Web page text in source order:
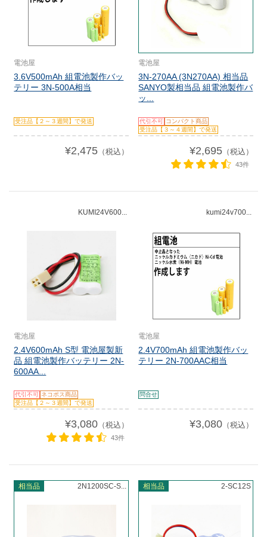
電池屋
3.6V500mAh 組電池製作バッ
テリー 3N-500A相当
受注品【２～３週間】で発送
¥2,475（税込）
電池屋
3N-270AA (3N270AA) 相当品
SANYO製相当品 組電池製作バ
ッ...
代引不可 コンパクト商品
受注品【３～４週間】で発送
¥2,695（税込）
43件
KUMI24V600...
電池屋
2.4V600mAh S型 電池屋製新
品 組電池製作バッテリー 2N-
600AA...
代引不可 ネコポス商品
受注品【２～３週間】で発送
¥3,080（税込）
43件
kumi24v700...
電池屋
2.4V700mAh 組電池製作バッ
テリー 2N-700AAC相当
問合せ
¥3,080（税込）
相当品 2N1200SC-S... 相当品 2-SC12S